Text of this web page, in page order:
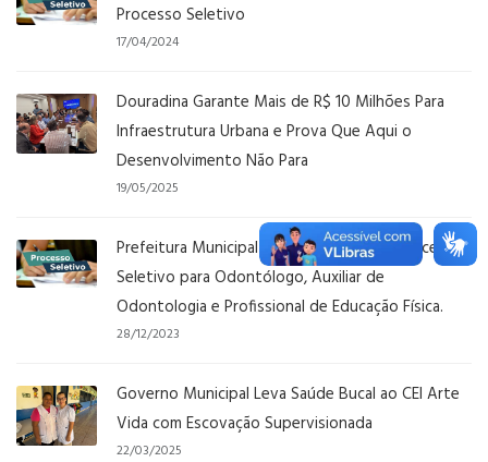
Processo Seletivo
17/04/2024
Douradina Garante Mais de R$ 10 Milhões Para
Infraestrutura Urbana e Prova Que Aqui o
Desenvolvimento Não Para
19/05/2025
Prefeitura Municipal de Douradina abre Processo
Seletivo para Odontólogo, Auxiliar de
Odontologia e Profissional de Educação Física.
28/12/2023
Governo Municipal Leva Saúde Bucal ao CEI Arte
Vida com Escovação Supervisionada
22/03/2025